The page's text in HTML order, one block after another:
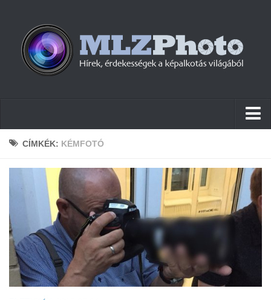
Hírek
Firmware
Tudástár
Tanácsok
Érdekességek
CÍMKÉK: KÉMFOTÓ